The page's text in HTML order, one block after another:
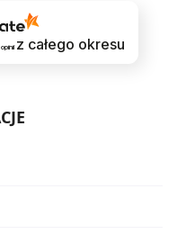
opinii z całego okresu